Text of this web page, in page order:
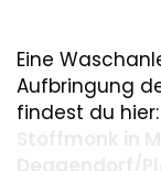
Eine
Aufbringung
findest du hier: